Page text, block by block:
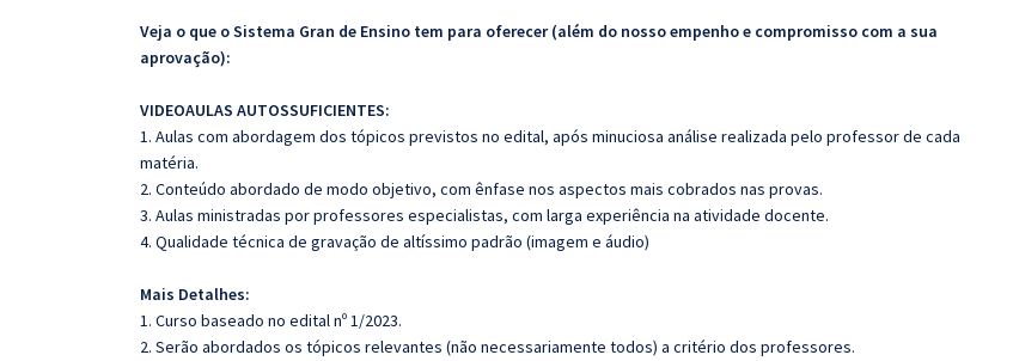
Veja o que o Sistema Gran de Ensino tem para oferecer (além do nosso empenho e compromisso com a sua
aprovação):
VIDEOAULAS AUTOSSUFICIENTES:
1. Aulas com abordagem dos tópicos previstos no edital, após minuciosa análise realizada pelo professor de cada
matéria.
2. Conteúdo abordado de modo objetivo, com ênfase nos aspectos mais cobrados nas provas.
3. Aulas ministradas por professores especialistas, com larga experiência na atividade docente.
4. Qualidade técnica de gravação de altíssimo padrão (imagem e áudio)
Mais Detalhes:
1. Curso baseado no edital nº 1/2023.
2. Serão abordados os tópicos relevantes (não necessariamente todos) a critério dos professores.